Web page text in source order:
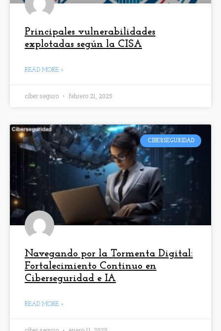
Principales vulnerabilidades
explotadas según la CISA
READ MORE »
ciber seguro febrero 21, 2025
CIBERSEGURIDAD
Navegando por la Tormenta Digital:
Fortalecimiento Continuo en
Ciberseguridad e IA
READ MORE »